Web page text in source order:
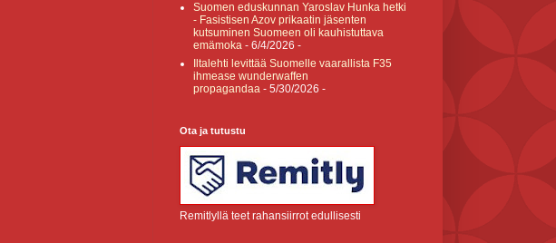
Suomen eduskunnan Yaroslav Hunka hetki
- Fasistisen Azov prikaatin jäsenten
kutsuminen Suomeen oli kauhistuttava
emämoka - 6/4/2026 -
Iltalehti levittää Suomelle vaarallista F35
ihmease wunderwaffen
propagandaa - 5/30/2026 -
Ota ja tutustu
Remitlyllä teet rahansiirrot edullisesti